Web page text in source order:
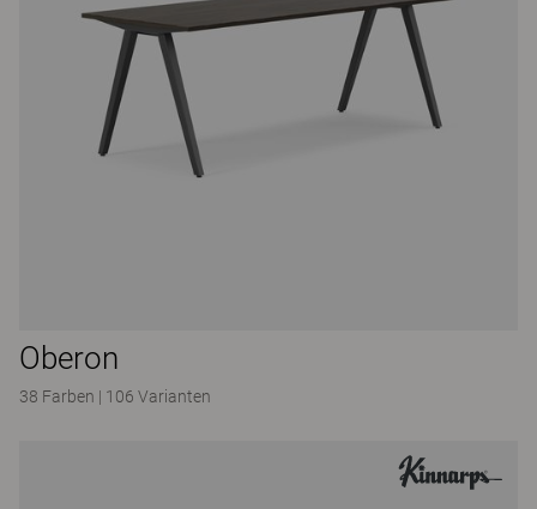
Oberon
38 Farben | 106 Varianten